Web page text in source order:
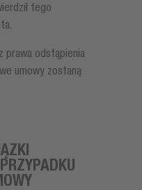
tego
prawa odstąpienia
umowy zostaną